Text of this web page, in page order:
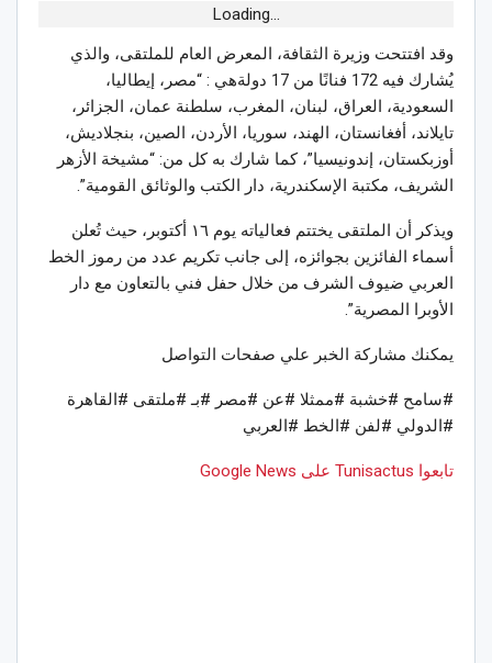
Loading...
وقد افتتحت وزيرة الثقافة، المعرض العام للملتقى، والذي
يُشارك فيه 172 فنانًا من 17 دولةهي : “مصر، إيطاليا،
السعودية، العراق، لبنان، المغرب، سلطنة عمان، الجزائر،
تايلاند، أفغانستان، الهند، سوريا، الأردن، الصين، بنجلاديش،
أوزبكستان، إندونيسيا”، كما شارك به كل من: “مشيخة الأزهر
الشريف، مكتبة الإسكندرية، دار الكتب والوثائق القومية”.
ويذكر أن الملتقى يختتم فعالياته يوم ١٦ أكتوبر، حيث تُعلن
أسماء الفائزين بجوائزه، إلى جانب تكريم عدد من رموز الخط
العربي ضيوف الشرف من خلال حفل فني بالتعاون مع دار
الأوبرا المصرية”.
يمكنك مشاركة الخبر علي صفحات التواصل
#سامح #خشبة #ممثلا #عن #مصر #بـ #ملتقى #القاهرة
#الدولي #لفن #الخط #العربي
تابعوا Tunisactus على Google News